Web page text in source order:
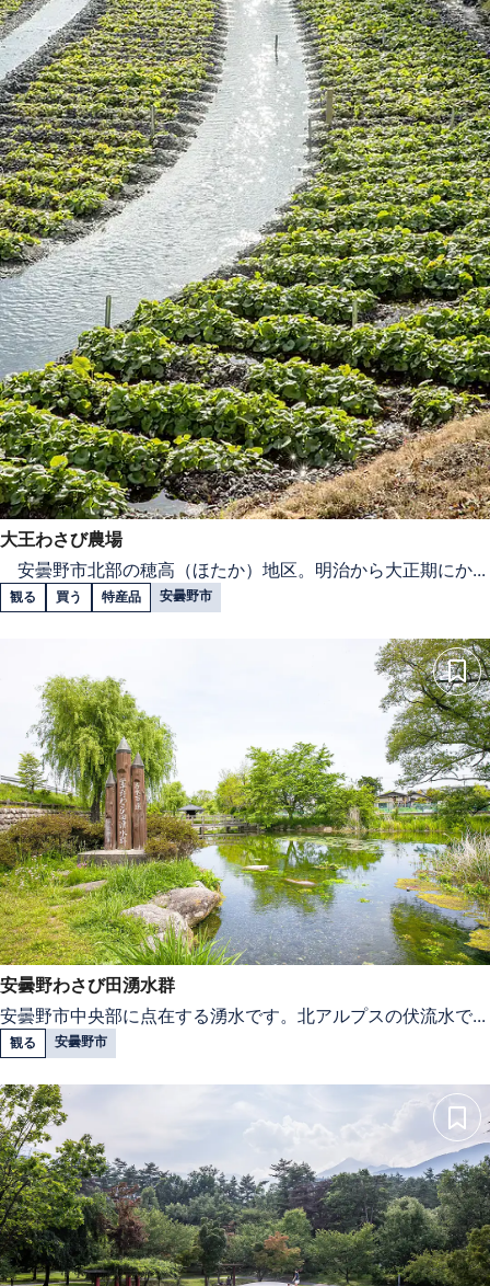
大王わさび農場
安曇野市北部の穂高（ほたか）地区。明治から大正期にか...
観る 買う 特産品 安曇野市
安曇野わさび田湧水群
安曇野市中央部に点在する湧水です。北アルプスの伏流水で...
観る 安曇野市